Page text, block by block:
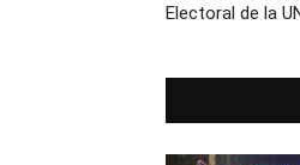
Electoral de la